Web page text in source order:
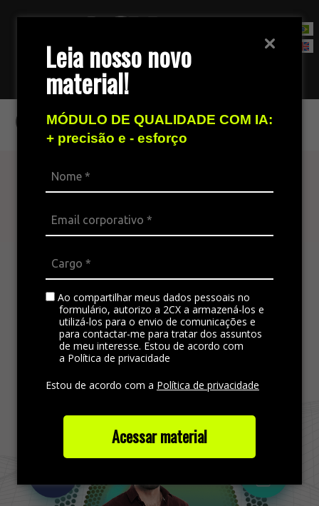
Leia nosso novo
material!
MÓDULO DE QUALIDADE COM IA:
+ precisão e - esforço
Ao compartilhar meus dados pessoais no
formulário, autorizo a 2CX a armazená-los e
utilizá-los para o envio de comunicações e
para contactar-me para tratar dos assuntos
de meu interesse. Estou de acordo com
a Política de privacidade
Estou de acordo com a Política de privacidade
Acessar material
Fale com nossa equipe de vendas
CONAREC 2020
Atenda seu cliente
A plataforma omnichannel é ideal para integrar
todos os canais da empresa, padronizando a
comunicação e gerando satisfação no
atendimento.
Saiba mais